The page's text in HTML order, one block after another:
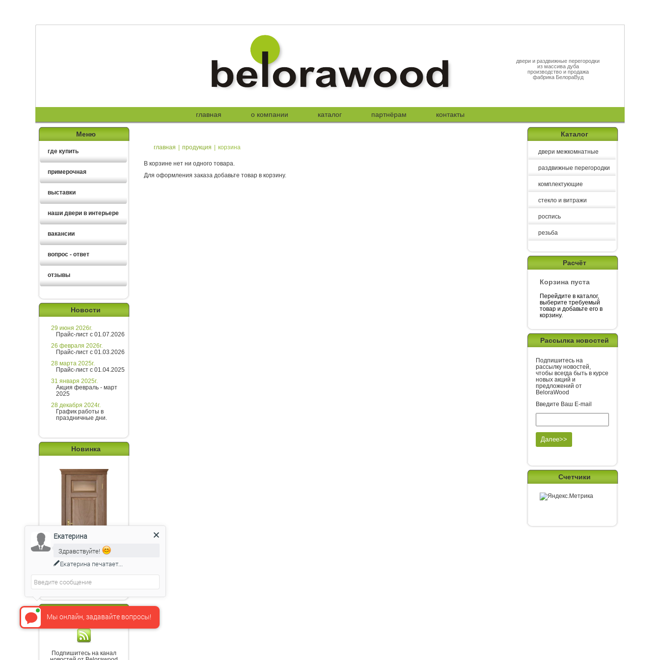
двери и раздвижные перегородки
из массива дуба
производство и продажа
фабрика БелораВуд
главная о компании каталог партнёрам контакты
Меню
где купить
примерочная
выставки
наши двери в интерьере
вакансии
вопрос - ответ
отзывы
Новости
29 июня 2026г.
Прайс-лист с 01.07.2026
26 февраля 2026г.
Прайс-лист с 01.03.2026
28 марта 2025г.
Прайс-лист с 01.04.2025
31 января 2025г.
Акция февраль - март
2025
28 декабря 2024г.
График работы в
праздничные дни.
Новинка
Эпир 3в анегри ПГО
бронза 7
Подпишитесь на канал
Каталог
двери межкомнатные
раздвижные перегородки
комплектующие
стекло и витражи
роспись
резьба
Расчёт
Корзина пуста
Перейдите в каталог,
выберите требуемый
товар и добавьте его в
корзину.
Рассылка новостей
Подпишитесь на
рассылку новостей,
чтобы всегда быть в курсе
новых акций и
предложений от
BeloraWood
Введите Ваш E-mail
Счетчики
главная | продукция | корзина
В корзине нет ни одного товара.
Для оформления заказа добавьте товар в корзину.
Мы онлайн, задавайте вопросы!
Екатерина
Здравствуйте!
Екатерина печатает...